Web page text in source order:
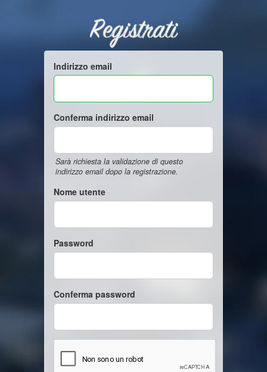
Registrati
Indirizzo email
Conferma indirizzo email
Sarà richiesta la validazione di questo
indirizzo email dopo la registrazione.
Nome utente
Password
Conferma password